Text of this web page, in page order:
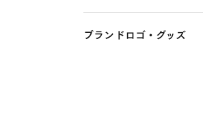
ブランドロゴ・グッズ